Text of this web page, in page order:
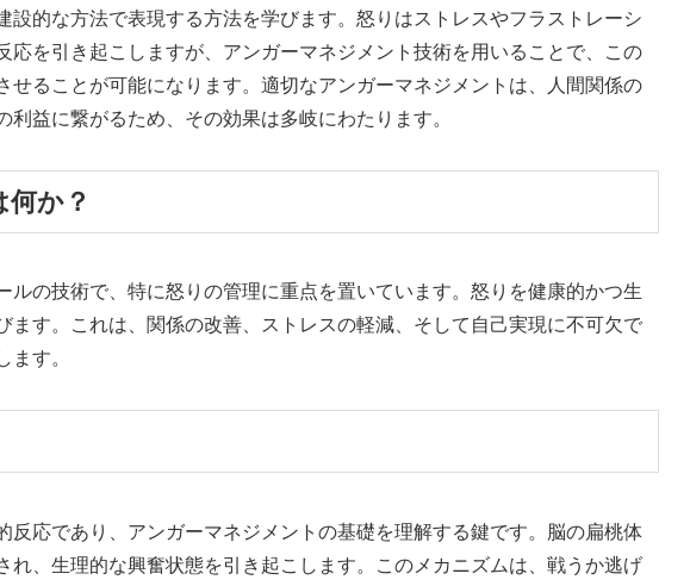
設的な方法で表現する方法を学びます。怒りはストレスやフラストレーシ
応を引き起こしますが、アンガーマネジメント技術を用いることで、この
せることが可能になります。適切なアンガーマネジメントは、人間関係の
益に繋がるため、その効果は多岐にわたります。
か？
ルの技術で、特に怒りの管理に重点を置いています。怒りを健康的かつ生
ます。これは、関係の改善、ストレスの軽減、そして自己実現に不可欠で
す。
反応であり、アンガーマネジメントの基礎を理解する鍵です。脳の扁桃体
れ、生理的な興奮状態を引き起こします。このメカニズムは、戦うか逃げ